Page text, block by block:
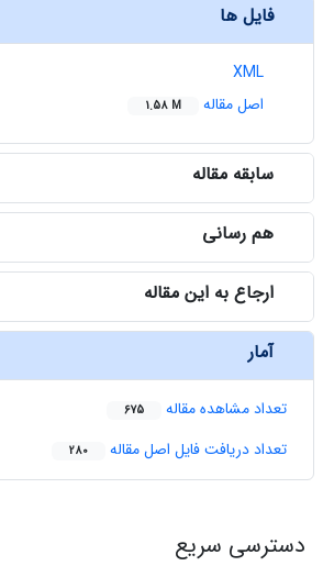
فایل ها
XML
اصل مقاله
1.58 M
سابقه مقاله
هم رسانی
ارجاع به این مقاله
آمار
تعداد مشاهده مقاله 675
تعداد دریافت فایل اصل مقاله 280
دسترسی سریع